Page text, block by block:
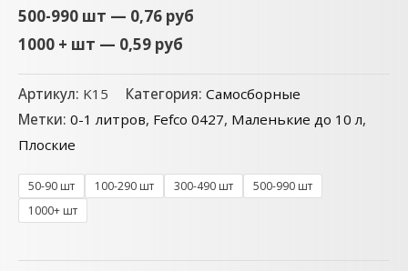
500-990 шт — 0,76 руб
1000 + шт — 0,59 руб
Артикул: K15 Категория: Самосборные
Метки: 0-1 литров, Fefco 0427, Маленькие до 10 л,
Плоские
50-90 шт 100-290 шт 300-490 шт
500-990 шт
1000+ шт